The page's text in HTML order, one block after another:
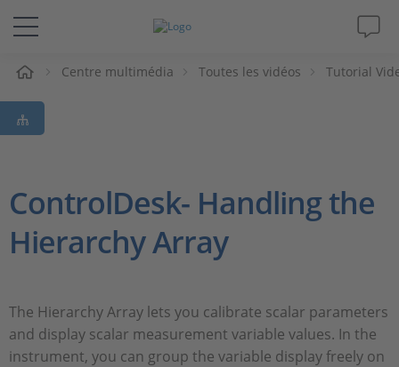
Solutions & Produits
Support
Société
Centre multimédia Toutes les vidéos Tutorial
ControlDesk- Handling the
Hierarchy Array
The Hierarchy Array lets you calibrate scalar parameters
and display scalar measurement variable values. In the
instrument, you can group the variable display freely on